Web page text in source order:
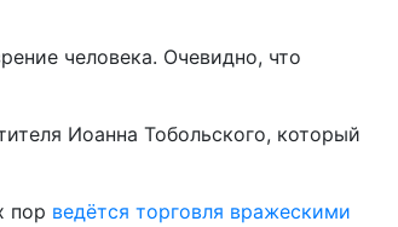
человека. Очевидно, что
Иоанна Тобольского, который
пор ведётся торговля вражескими